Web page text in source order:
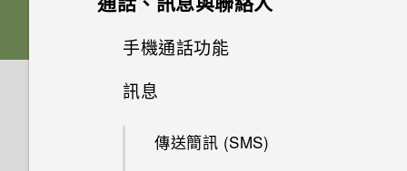
音效
記憶卡
電池
切換手機開關
將螢幕解鎖
從 Android 手機傳輸內容
從 iPhone 傳輸內容的方式
透過 iCloud 傳送 iPhone 內容
下載主題
刪除主題
將主題加入我的最愛
選擇拍攝模式
縮放
開啟或關閉相機閃光燈
張貼到社交網路
從 HTC BlinkFeed 移除內容
餐廳推薦
相片集
在相片集內檢視相片和影片
新增相片或影片至相簿
相片編輯工具
選取相片進行編輯
娛樂
手機通話功能
使用智慧搜尋撥號
使用語音撥打電話
訊息
傳送簡訊 (SMS)